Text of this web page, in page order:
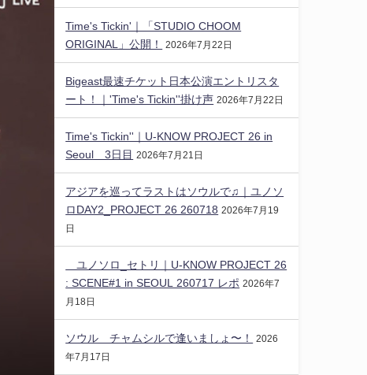
Time's Tickin'｜「STUDIO CHOOM
ORIGINAL」公開！
2026年7月22日
Bigeast最速チケット日本公演エントリスタ
ート！｜'Time's Tickin''掛け声 2026年7月22日
Time's Tickin''｜U-KNOW PROJECT 26 in
Seoul 3日目 2026年7月21日
アジアを巡ってラストはソウルで♫｜ユノソ
ロDAY2_PROJECT 26 260718 2026年7月19
日
ユノソロ_セトリ｜U-KNOW PROJECT 26
: SCENE#1 in SEOUL 260717 レポ 2026年7
月18日
ソウル チャムシルで逢いましょ〜！
2026
年7月17日